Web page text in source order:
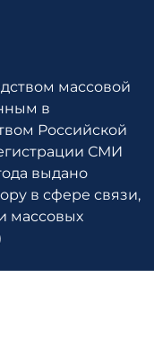
массовой
в
Российской
СМИ
выдано
в сфере связи,
массовых